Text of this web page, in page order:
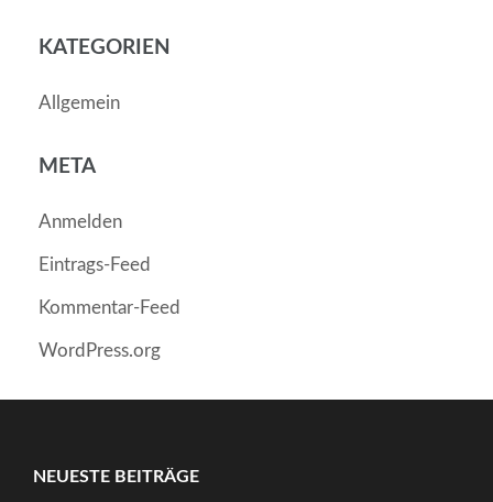
KATEGORIEN
Allgemein
META
Anmelden
Eintrags-Feed
Kommentar-Feed
WordPress.org
NEUESTE BEITRÄGE